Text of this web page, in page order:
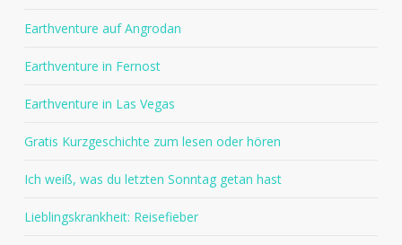
Earthventure auf Angrodan
Earthventure in Fernost
Earthventure in Las Vegas
Gratis Kurzgeschichte zum lesen oder hören
Ich weiß, was du letzten Sonntag getan hast
Lieblingskrankheit: Reisefieber